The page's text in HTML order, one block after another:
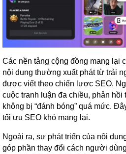
Các nền tảng cộng đồng mang lại
nội dung thường xuất phát từ trải
được viết theo chiến lược SEO.
cuộc tranh luận đa chiều, phản
không bị “đánh bóng” quá mức.
tối ưu SEO khó mang lại.
Ngoài ra, sự phát triển của nội
góp phần thay đổi cách người